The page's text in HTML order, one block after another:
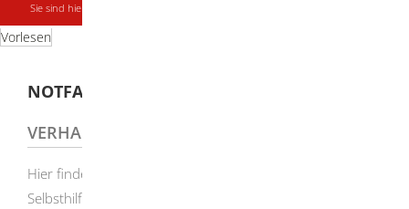
Sie sind hier:
Vorlesen
NOTFALLSITUATIONEN
VERHALTEN IN KRISENSITUATIONEN
Hier finden Sie eine Übersicht zur Vorsorge und
Selbsthilfe in Katastrophenlagen: